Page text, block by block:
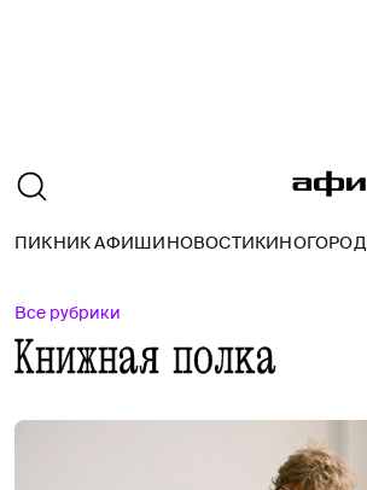
ПИКНИК АФИШИНОВОСТИКИНОГОРОД
Все рубрики
Книжная полка